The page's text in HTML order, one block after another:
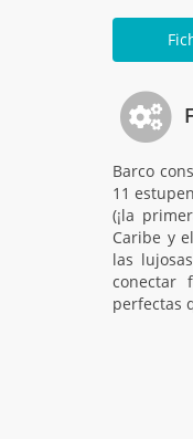
Barco
11
(¡la
Caribe y
las
conectar
perfectas